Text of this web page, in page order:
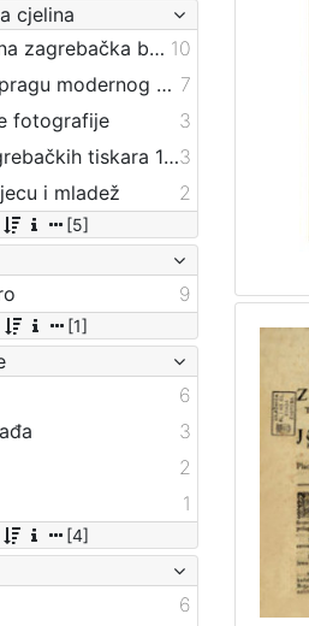
cjelina
Digitalizirana zagrebačka baština 10
Zagreb na pragu modernog doba 7
fotografije
3
Izdanja zagrebačkih tiskara 17. i 18. stoljeća3
i mladež
2
[5]
9
[1]
6
3
2
1
[4]
6